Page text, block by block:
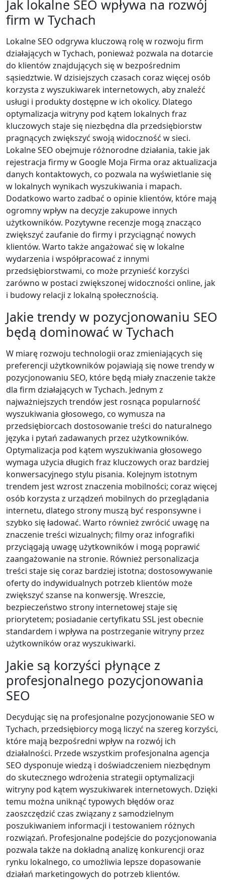
Jak lokalne SEO wpływa na rozwój
firm w Tychach
Lokalne SEO odgrywa kluczową rolę w rozwoju firm
działających w Tychach, ponieważ pozwala na dotarcie
do klientów znajdujących się w bezpośrednim
sąsiedztwie. W dzisiejszych czasach coraz więcej osób
korzysta z wyszukiwarek internetowych, aby znaleźć
usługi i produkty dostępne w ich okolicy. Dlatego
optymalizacja witryny pod kątem lokalnych fraz
kluczowych staje się niezbędna dla przedsiębiorstw
pragnących zwiększyć swoją widoczność w sieci.
Lokalne SEO obejmuje różnorodne działania, takie jak
rejestracja firmy w Google Moja Firma oraz aktualizacja
danych kontaktowych, co pozwala na wyświetlanie się
w lokalnych wynikach wyszukiwania i mapach.
Dodatkowo warto zadbać o opinie klientów, które mają
ogromny wpływ na decyzje zakupowe innych
użytkowników. Pozytywne recenzje mogą znacząco
zwiększyć zaufanie do firmy i przyciągnąć nowych
klientów. Warto także angażować się w lokalne
wydarzenia i współpracować z innymi
przedsiębiorstwami, co może przynieść korzyści
zarówno w postaci zwiększonej widoczności online, jak
i budowy relacji z lokalną społecznością.
Jakie trendy w pozycjonowaniu SEO
będą dominować w Tychach
W miarę rozwoju technologii oraz zmieniających się
preferencji użytkowników pojawiają się nowe trendy w
pozycjonowaniu SEO, które będą miały znaczenie także
dla firm działających w Tychach. Jednym z
najważniejszych trendów jest rosnąca popularność
wyszukiwania głosowego, co wymusza na
przedsiębiorcach dostosowanie treści do naturalnego
języka i pytań zadawanych przez użytkowników.
Optymalizacja pod kątem wyszukiwania głosowego
wymaga użycia długich fraz kluczowych oraz bardziej
konwersacyjnego stylu pisania. Kolejnym istotnym
trendem jest wzrost znaczenia mobilności; coraz więcej
osób korzysta z urządzeń mobilnych do przeglądania
internetu, dlatego strony muszą być responsywne i
szybko się ładować. Warto również zwrócić uwagę na
znaczenie treści wizualnych; filmy oraz infografiki
przyciągają uwagę użytkowników i mogą poprawić
zaangażowanie na stronie. Również personalizacja
treści staje się coraz bardziej istotna; dostosowywanie
oferty do indywidualnych potrzeb klientów może
zwiększyć szanse na konwersję. Wreszcie,
bezpieczeństwo strony internetowej staje się
priorytetem; posiadanie certyfikatu SSL jest obecnie
standardem i wpływa na postrzeganie witryny przez
użytkowników oraz wyszukiwarki.
Jakie są korzyści płynące z
profesjonalnego pozycjonowania
SEO
Decydując się na profesjonalne pozycjonowanie SEO w
Tychach, przedsiębiorcy mogą liczyć na szereg korzyści,
które mają bezpośredni wpływ na rozwój ich
działalności. Przede wszystkim profesjonalna agencja
SEO dysponuje wiedzą i doświadczeniem niezbędnym
do skutecznego wdrożenia strategii optymalizacji
witryny pod kątem wyszukiwarek internetowych. Dzięki
temu można uniknąć typowych błędów oraz
zaoszczędzić czas związany z samodzielnym
poszukiwaniem informacji i testowaniem różnych
rozwiązań. Profesjonalne podejście do pozycjonowania
pozwala także na dokładną analizę konkurencji oraz
rynku lokalnego, co umożliwia lepsze dopasowanie
działań marketingowych do potrzeb klientów.